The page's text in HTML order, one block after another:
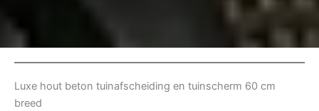
Luxe hout beton tuinafscheiding en tuinscherm 60 cm
breed